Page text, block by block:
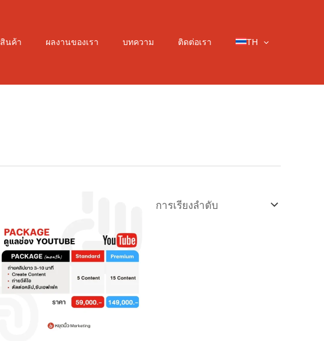
สินค้า ผลงานของเรา บทความ ติดต่อเรา TH